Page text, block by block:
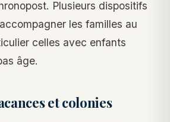
Plusieurs dispositifs
les familles au
celles avec enfants
âge.
et colonies